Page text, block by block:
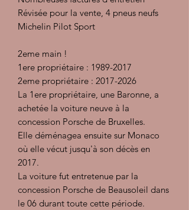
Révisée pour la vente, 4 pneus neufs
Michelin Pilot Sport
2eme main !
1ere propriétaire : 1989-2017
2eme propriétaire : 2017-2026
La 1ere propriétaire, une Baronne, a
achetée la voiture neuve à la
concession Porsche de Bruxelles.
Elle déménagea ensuite sur Monaco
où elle vécut jusqu'à son décès en
2017.
La voiture fut entretenue par la
concession Porsche de Beausoleil dans
le 06 durant toute cette période.